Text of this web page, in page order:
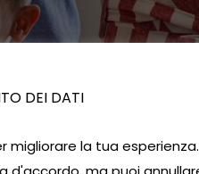
DEI DATI
migliorare la tua esperienza.